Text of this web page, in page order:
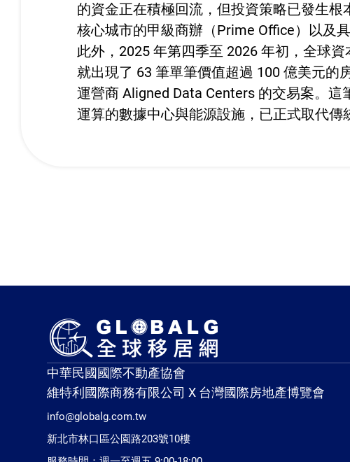
的資金正在積極回流，但投資策略已發生
核心城市的甲級商辦（Prime Office）以及
此外，2025 年第四季至 2026 年初，全球
就出現了 63 筆單筆價值超過 100 億美元的
運營商 Aligned Data Centers 的交易案。
運算的數據中心與能源設施，已正式取代傳
中華民國國際不動產協會
維特利國際商務有限公司 X 台灣國際房地產博覽會
info@globalg.com.tw
新北市林口區公園路203號10樓